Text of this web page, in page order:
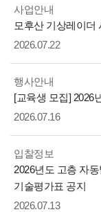
사업안내
제
목
모후산 기상레이더
2026.07.22
행사안내
제
목
[교육생 모집] 2026
2026.07.16
입찰정보
제
목
2026년도 고층 자
기술평가표 공지
2026.07.13